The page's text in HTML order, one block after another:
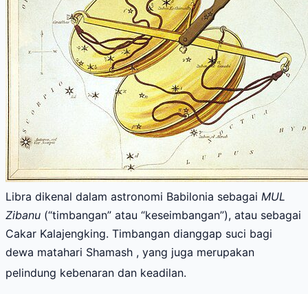
Libra dikenal dalam astronomi Babilonia sebagai MUL
Zibanu (“timbangan” atau “keseimbangan”), atau sebagai
Cakar Kalajengking. Timbangan dianggap suci bagi
dewa matahari Shamash , yang juga merupakan
pelindung kebenaran dan keadilan.